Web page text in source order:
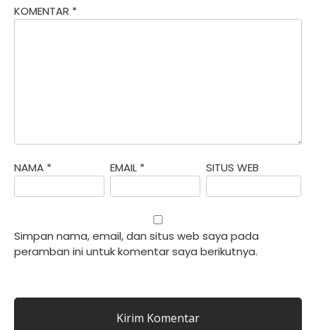
KOMENTAR *
NAMA * EMAIL * SITUS WEB
Simpan nama, email, dan situs web saya pada
peramban ini untuk komentar saya berikutnya.